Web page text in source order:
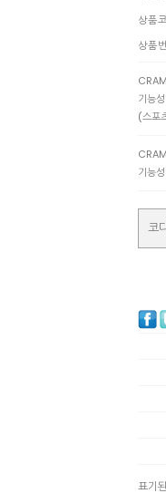
상품
상품
기능
(스포
기능
코
표기